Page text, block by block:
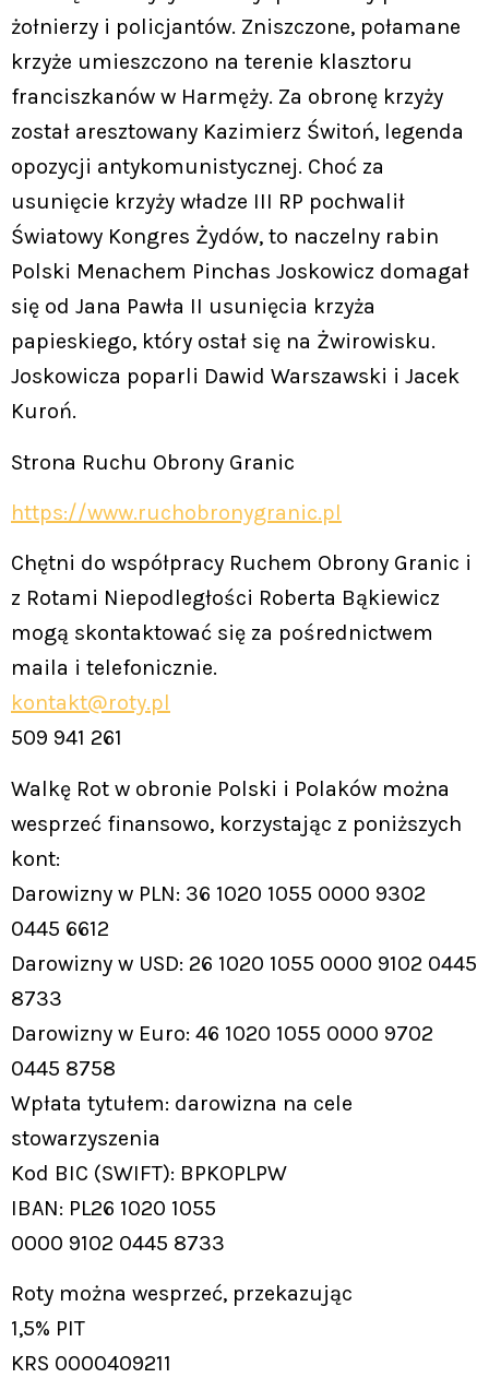
żołnierzy i policjantów. Zniszczone, połamane
krzyże umieszczono na terenie klasztoru
franciszkanów w Harmęży. Za obronę krzyży
został aresztowany Kazimierz Świtoń, legenda
opozycji antykomunistycznej. Choć za
usunięcie krzyży władze III RP pochwalił
Światowy Kongres Żydów, to naczelny rabin
Polski Menachem Pinchas Joskowicz domagał
się od Jana Pawła II usunięcia krzyża
papieskiego, który ostał się na Żwirowisku.
Joskowicza poparli Dawid Warszawski i Jacek
Kuroń.
Strona Ruchu Obrony Granic
https://www.ruchobronygranic.pl
Chętni do współpracy Ruchem Obrony Granic i
z Rotami Niepodległości Roberta Bąkiewicz
mogą skontaktować się za pośrednictwem
maila i telefonicznie.
kontakt@roty.pl
509 941 261
Walkę Rot w obronie Polski i Polaków można
wesprzeć finansowo, korzystając z poniższych
kont:
Darowizny w PLN: 36 1020 1055 0000 9302
0445 6612
Darowizny w USD: 26 1020 1055 0000 9102 0445
8733
Darowizny w Euro: 46 1020 1055 0000 9702
0445 8758
Wpłata tytułem: darowizna na cele
stowarzyszenia
Kod BIC (SWIFT): BPKOPLPW
IBAN: PL26 1020 1055
0000 9102 0445 8733
Roty można wesprzeć, przekazując
1,5% PIT
KRS 0000409211